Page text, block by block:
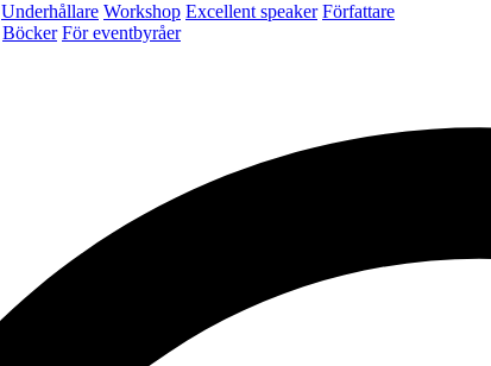
Underhållare Workshop Excellent speaker Författare
Böcker För eventbyråer